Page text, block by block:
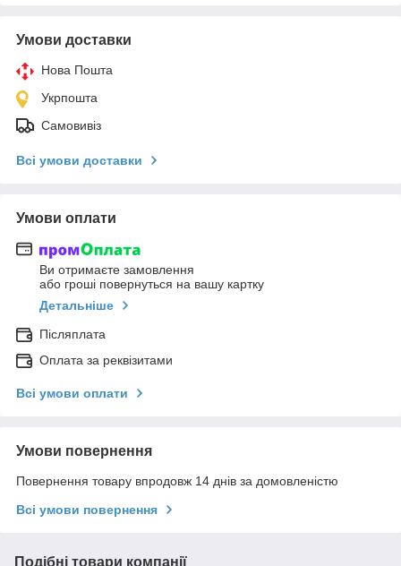
Умови доставки
Нова Пошта
Укрпошта
Самовивіз
Всі умови доставки
Умови оплати
Ви отримаєте замовлення
або гроші повернуться на вашу картку
Детальніше
Післяплата
Оплата за реквізитами
Всі умови оплати
Умови повернення
Повернення товару впродовж 14 днів за домовленістю
Всі умови повернення
Подібні товари компанії